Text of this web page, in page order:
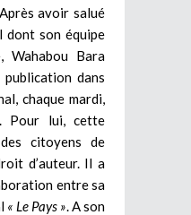
Après avoir salué
dont son équipe
Bara
dans
chaque mardi,
Pour lui, cette
citoyens de
d’auteur. Il a
entre sa
« Le Pays ». A son